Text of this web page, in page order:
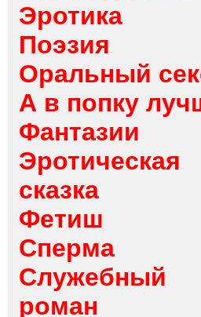
Эротика
Поэзия
Оральный
А в попку
Фантазии
Эротическая
сказка
Фетиш
Сперма
Служебный
роман